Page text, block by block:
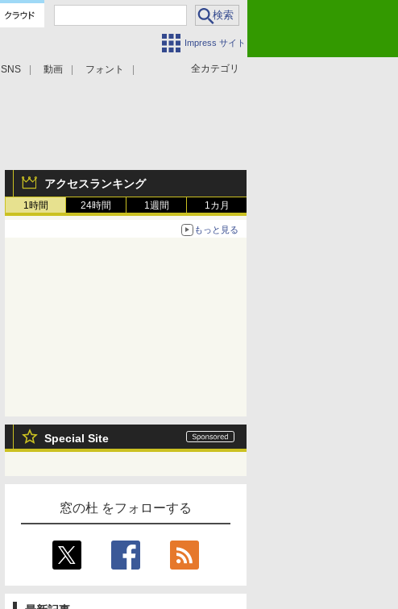
Impress サイト
全カテゴリ
SNS 動画 フォント
アクセスランキング
1時間 24時間 1週間 1カ月
もっと見る
Special Site
窓の杜 をフォローする